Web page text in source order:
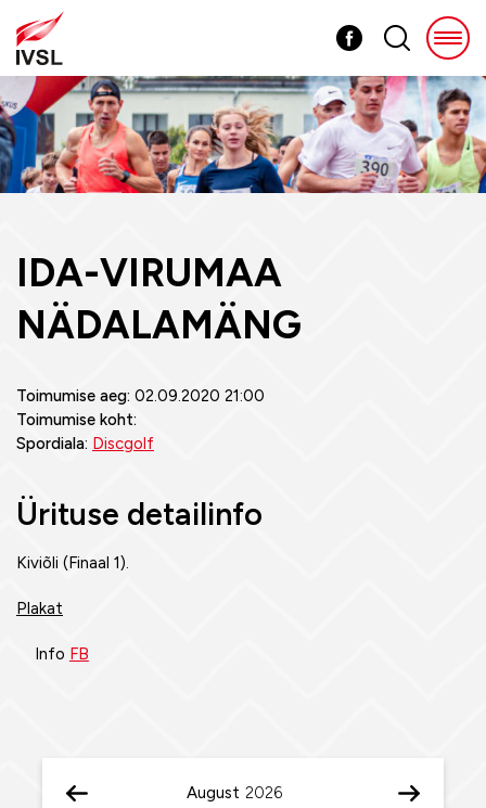
August
IDA-VIRUMAA
NÄDALAMÄNG
Toimumise aeg: 02.09.2020 21:00
Toimumise koht:
Spordiala: Discgolf
Ürituse detailinfo
Kiviõli (Finaal 1).
Plakat
Info FB